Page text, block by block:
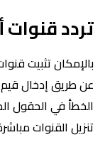
تردد قنوات
عن طريق إدخال قيم
تنزيل القنوات